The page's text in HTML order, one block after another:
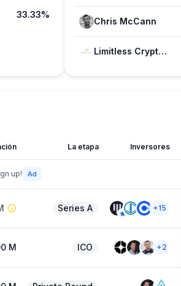
33.33%
Chris McCann
Limitless Crypto Investments
La etapa Inversores
up!
Series A +15
M ICO +2